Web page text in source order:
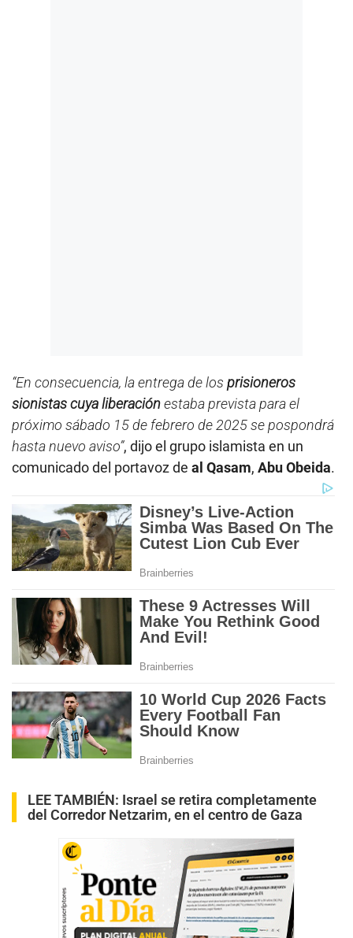
“En consecuencia, la entrega de los prisioneros
sionistas cuya liberaciónestaba prevista para el
próximo sábado 15 de febrero de 2025 se pospondrá
hasta nuevo aviso”, dijo el grupo islamista en un
comunicado del portavoz de al Qasam, Abu Obeida.
LEE TAMBIÉN: Israel se retira completamente
del Corredor Netzarim, en el centro de Gaza